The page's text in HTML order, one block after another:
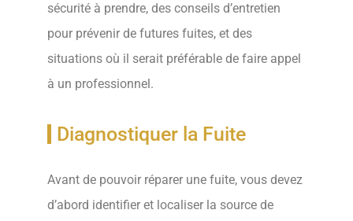
sécurité à prendre, des conseils d’entretien
pour prévenir de futures fuites, et des
situations où il serait préférable de faire appel
à un professionnel.
Diagnostiquer la Fuite
Avant de pouvoir réparer une fuite, vous devez
d’abord identifier et localiser la source de